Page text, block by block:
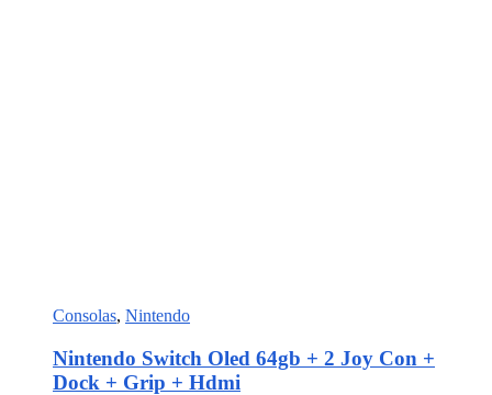
Consolas, Nintendo
Nintendo Switch Oled 64gb + 2 Joy Con +
Dock + Grip + Hdmi